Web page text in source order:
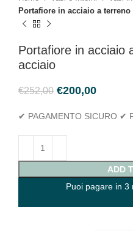
Portafiore in acciaio a
Portafiore in acciaio
acciaio
€252,00 €200,00
✔ PAGAMENTO SICURO ✔
ADD
Puoi pagare in 3